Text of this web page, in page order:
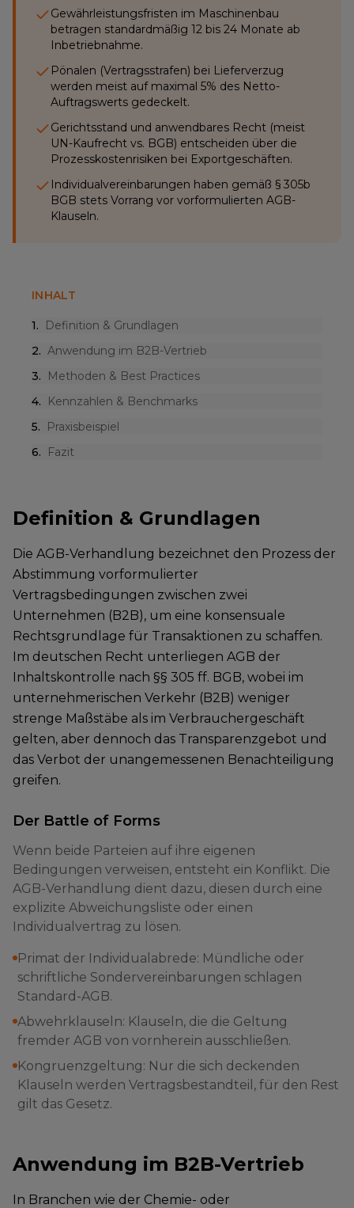
Gewährleistungsfristen im Maschinenbau
betragen standardmäßig 12 bis 24 Monate ab
Inbetriebnahme.
Pönalen (Vertragsstrafen) bei Lieferverzug
werden meist auf maximal 5% des Netto-
Auftragswerts gedeckelt.
Gerichtsstand und anwendbares Recht (meist
UN-Kaufrecht vs. BGB) entscheiden über die
Prozesskostenrisiken bei Exportgeschäften.
Individualvereinbarungen haben gemäß § 305b
BGB stets Vorrang vor vorformulierten AGB-
Klauseln.
INHALT
1.
Definition & Grundlagen
2. Anwendung im B2B-Vertrieb
3.
Methoden & Best Practices
4.
Kennzahlen & Benchmarks
5.
Praxisbeispiel
6. Fazit
Definition & Grundlagen
Die AGB-Verhandlung bezeichnet den Prozess der
Abstimmung vorformulierter
Vertragsbedingungen zwischen zwei
Unternehmen (B2B), um eine konsensuale
Rechtsgrundlage für Transaktionen zu schaffen.
Im deutschen Recht unterliegen AGB der
Inhaltskontrolle nach §§ 305 ff. BGB, wobei im
unternehmerischen Verkehr (B2B) weniger
strenge Maßstäbe als im Verbrauchergeschäft
gelten, aber dennoch das Transparenzgebot und
das Verbot der unangemessenen Benachteiligung
greifen.
Der Battle of Forms
Wenn beide Parteien auf ihre eigenen
Bedingungen verweisen, entsteht ein Konflikt. Die
AGB-Verhandlung dient dazu, diesen durch eine
explizite Abweichungsliste oder einen
Individualvertrag zu lösen.
Primat der Individualabrede: Mündliche oder
schriftliche Sondervereinbarungen schlagen
Standard-AGB.
Abwehrklauseln: Klauseln, die die Geltung
fremder AGB von vornherein ausschließen.
Kongruenzgeltung: Nur die sich deckenden
Klauseln werden Vertragsbestandteil, für den Rest
gilt das Gesetz.
Anwendung im B2B-Vertrieb
In Branchen wie der Chemie- oder